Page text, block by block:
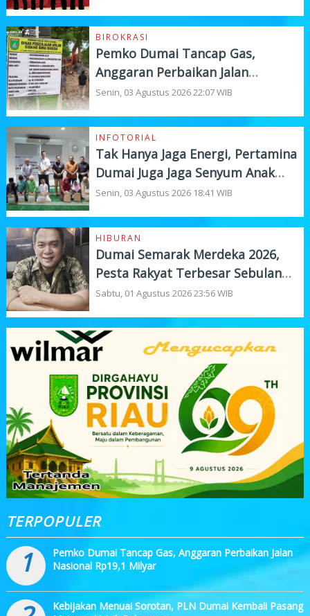
BIROKRASI
Pemko Dumai Tancap Gas,
Anggaran Perbaikan Jalan
Nasional Rp19,1 Milyar
Senin, 03 Agustus 2026 22:07 WIB
INFOTORIAL
Tak Hanya Jaga Energi, Pertamina
Dumai Juga Jaga Senyum Anak
Yatim
Senin, 03 Agustus 2026 18:41 WIB
HIBURAN
Dumai Semarak Merdeka 2026,
Pesta Rakyat Terbesar Sebulan
Penuh
Sabtu, 01 Agustus 2026 23:56 WIB
TERPOPULER
1
Pemko Dumai Tancap Gas, Anggaran Perbaikan Jalan
Nasional Rp19,1 Milyar
Kebijakan Menuai Sorotan, PLN Dumai Kembali Pasang